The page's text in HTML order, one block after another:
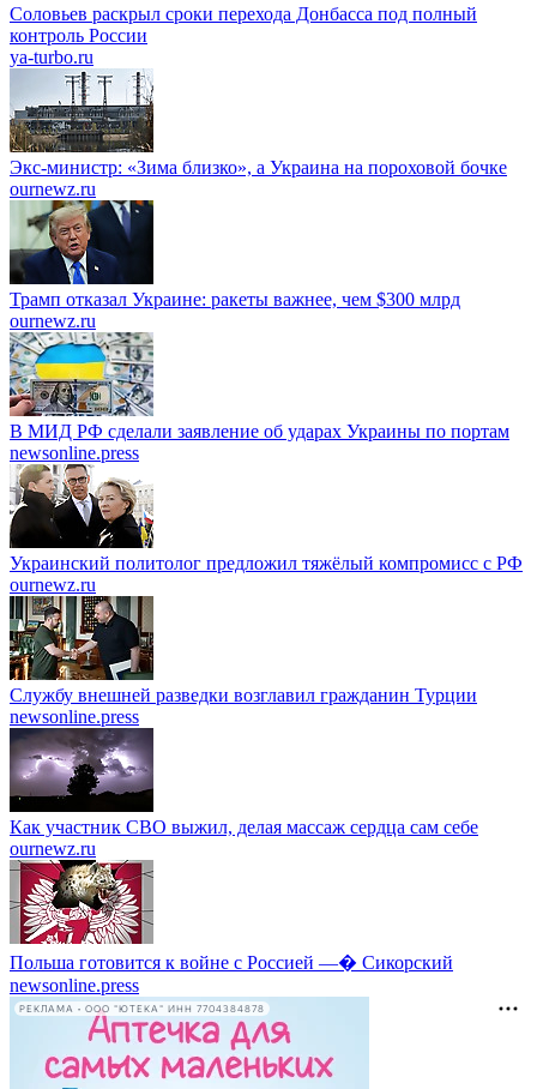
Соловьев раскрыл сроки перехода Донбасса под полный
контроль России
ya-turbo.ru
Экс-министр: «Зима близко», а Украина на пороховой бочке
ournewz.ru
Трамп отказал Украине: ракеты важнее, чем $300 млрд
ournewz.ru
В МИД РФ сделали заявление об ударах Украины по портам
newsonline.press
Украинский политолог предложил тяжёлый компромисс с РФ
ournewz.ru
Службу внешней разведки возглавил гражданин Турции
newsonline.press
Как участник СВО выжил, делая массаж сердца сам себе
ournewz.ru
Польша готовится к войне с Россией —� Сикорский
newsonline.press
РЕКЛАМА • ООО "ЮТЕКА" ИНН 7704384878